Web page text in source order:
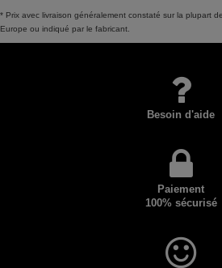
* Prix avec livraison généralement constaté sur la plupart
Europe ou indiqué par le fabricant.
Besoin d'aide
Paiement
100% sécurisé